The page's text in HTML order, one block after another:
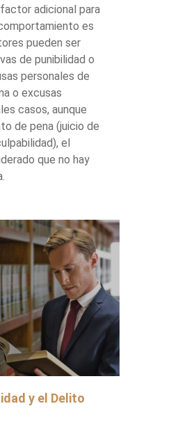
adicional para
es
pueden ser
de punibilidad o
personales de
o excusas
casos, aunque
de pena (juicio de
el
que no hay
y el Delito